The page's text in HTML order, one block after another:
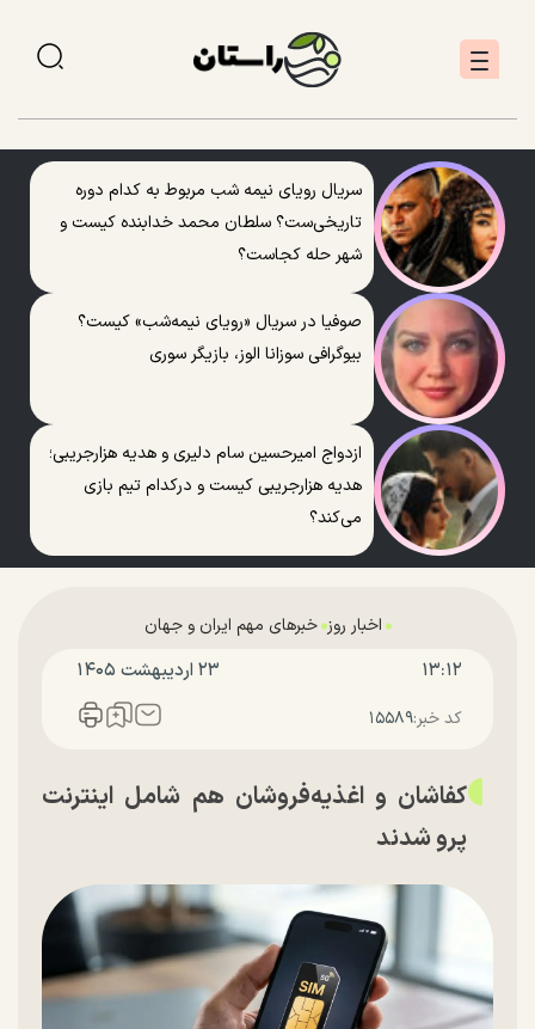
سریال رویای نیمه شب مربوط به کدام دوره
تاریخی‌ست؟ سلطان محمد خدابنده کیست و
شهر حله کجاست؟
صوفیا در سریال «رویای نیمه‌شب» کیست؟
بیوگرافی سوزانا الوز، بازیگر سوری
ازدواج امیرحسین سام دلیری و هدیه هزارجریبی؛
هدیه هزارجریبی کیست و درکدام تیم بازی
می‌کند؟
اخبار روز خبرهای مهم ایران و جهان
۱۳:۱۲ ۲۳ ارديبهشت ۱۴۰۵
کد خبر:۱۵۵۸۹
کفاشان و اغذیه‌فروشان هم شامل اینترنت
پرو شدند